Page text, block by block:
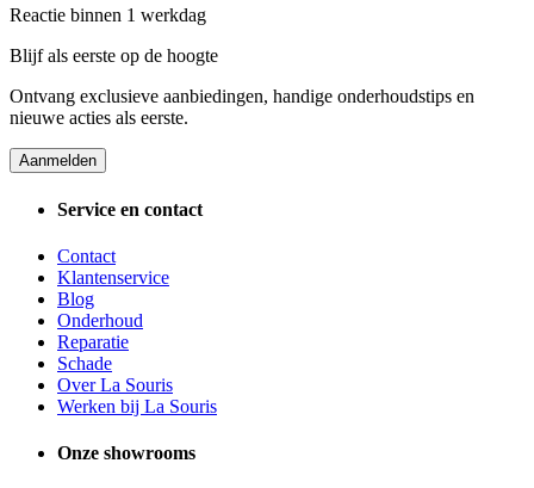
Reactie binnen 1 werkdag
Blijf als eerste op de hoogte
Ontvang exclusieve aanbiedingen, handige onderhoudstips en
nieuwe acties als eerste.
Aanmelden
Service en contact
Contact
Klantenservice
Blog
Onderhoud
Reparatie
Schade
Over La Souris
Werken bij La Souris
Onze showrooms